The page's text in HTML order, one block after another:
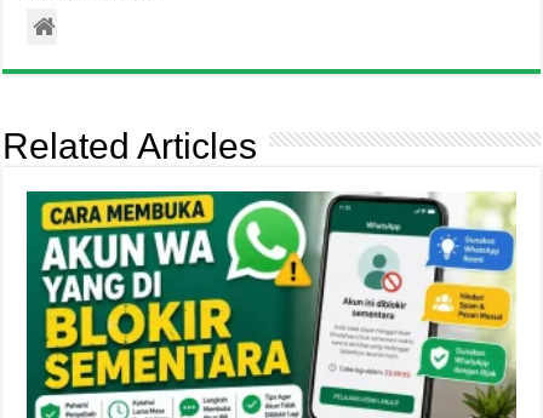
Related Articles